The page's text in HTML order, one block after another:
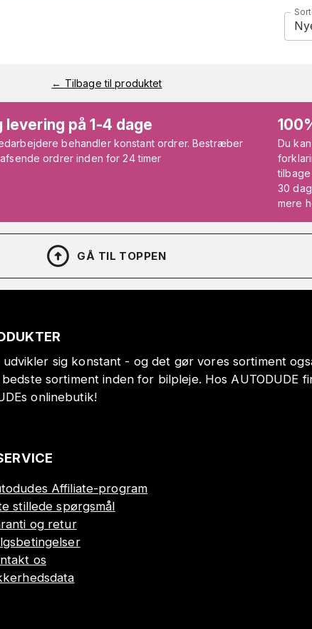
← Tilbage til produktet
levering på 1-4 dage
behandler konstant ordrer. Bestræber
ordrer inden for 24 timer
Du
30
mere
GÅ TIL TOPPEN
sig konstant - og det gør vores sortiment
sortiment inden for bilpleje. Hos AUTODUDE
onlinebutik!
Affiliate-program
stillede spørgsmål
og retur
os